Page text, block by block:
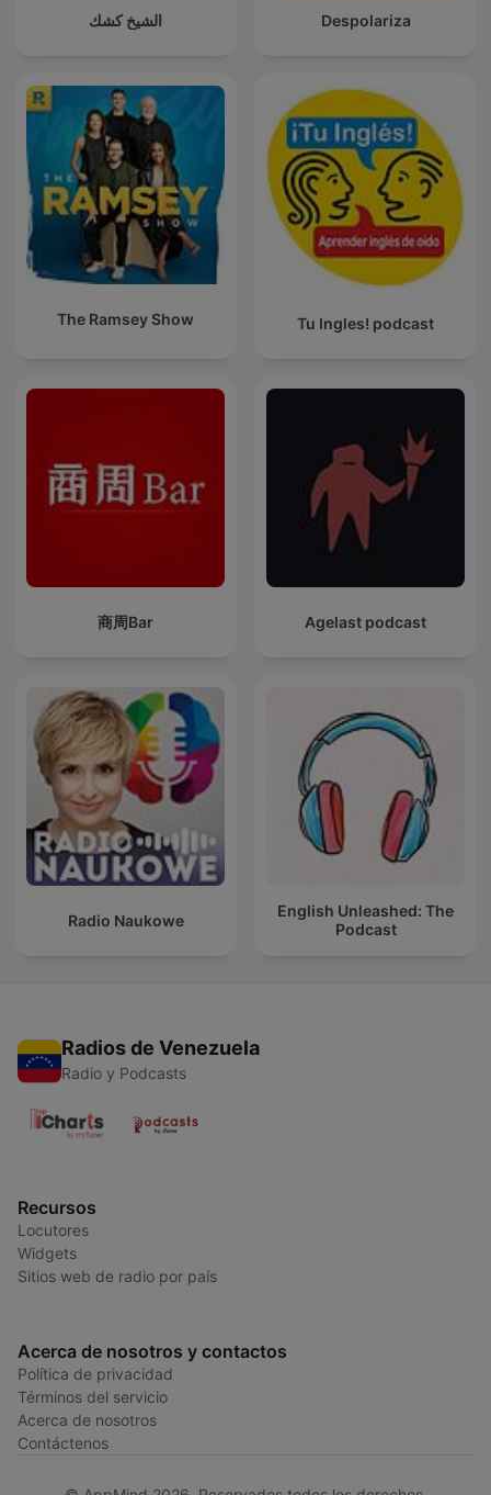
الشيخ كشك Despolariza
The Ramsey Show Tu Ingles! podcast
商周Bar Agelast podcast
Radio Naukowe
English Unleashed: The
Podcast
Radios de Venezuela
Radio y Podcasts
Recursos
Locutores
Widgets
Sitios web de radio por país
Acerca de nosotros y contactos
Política de privacidad
Términos del servicio
Acerca de nosotros
Contáctenos